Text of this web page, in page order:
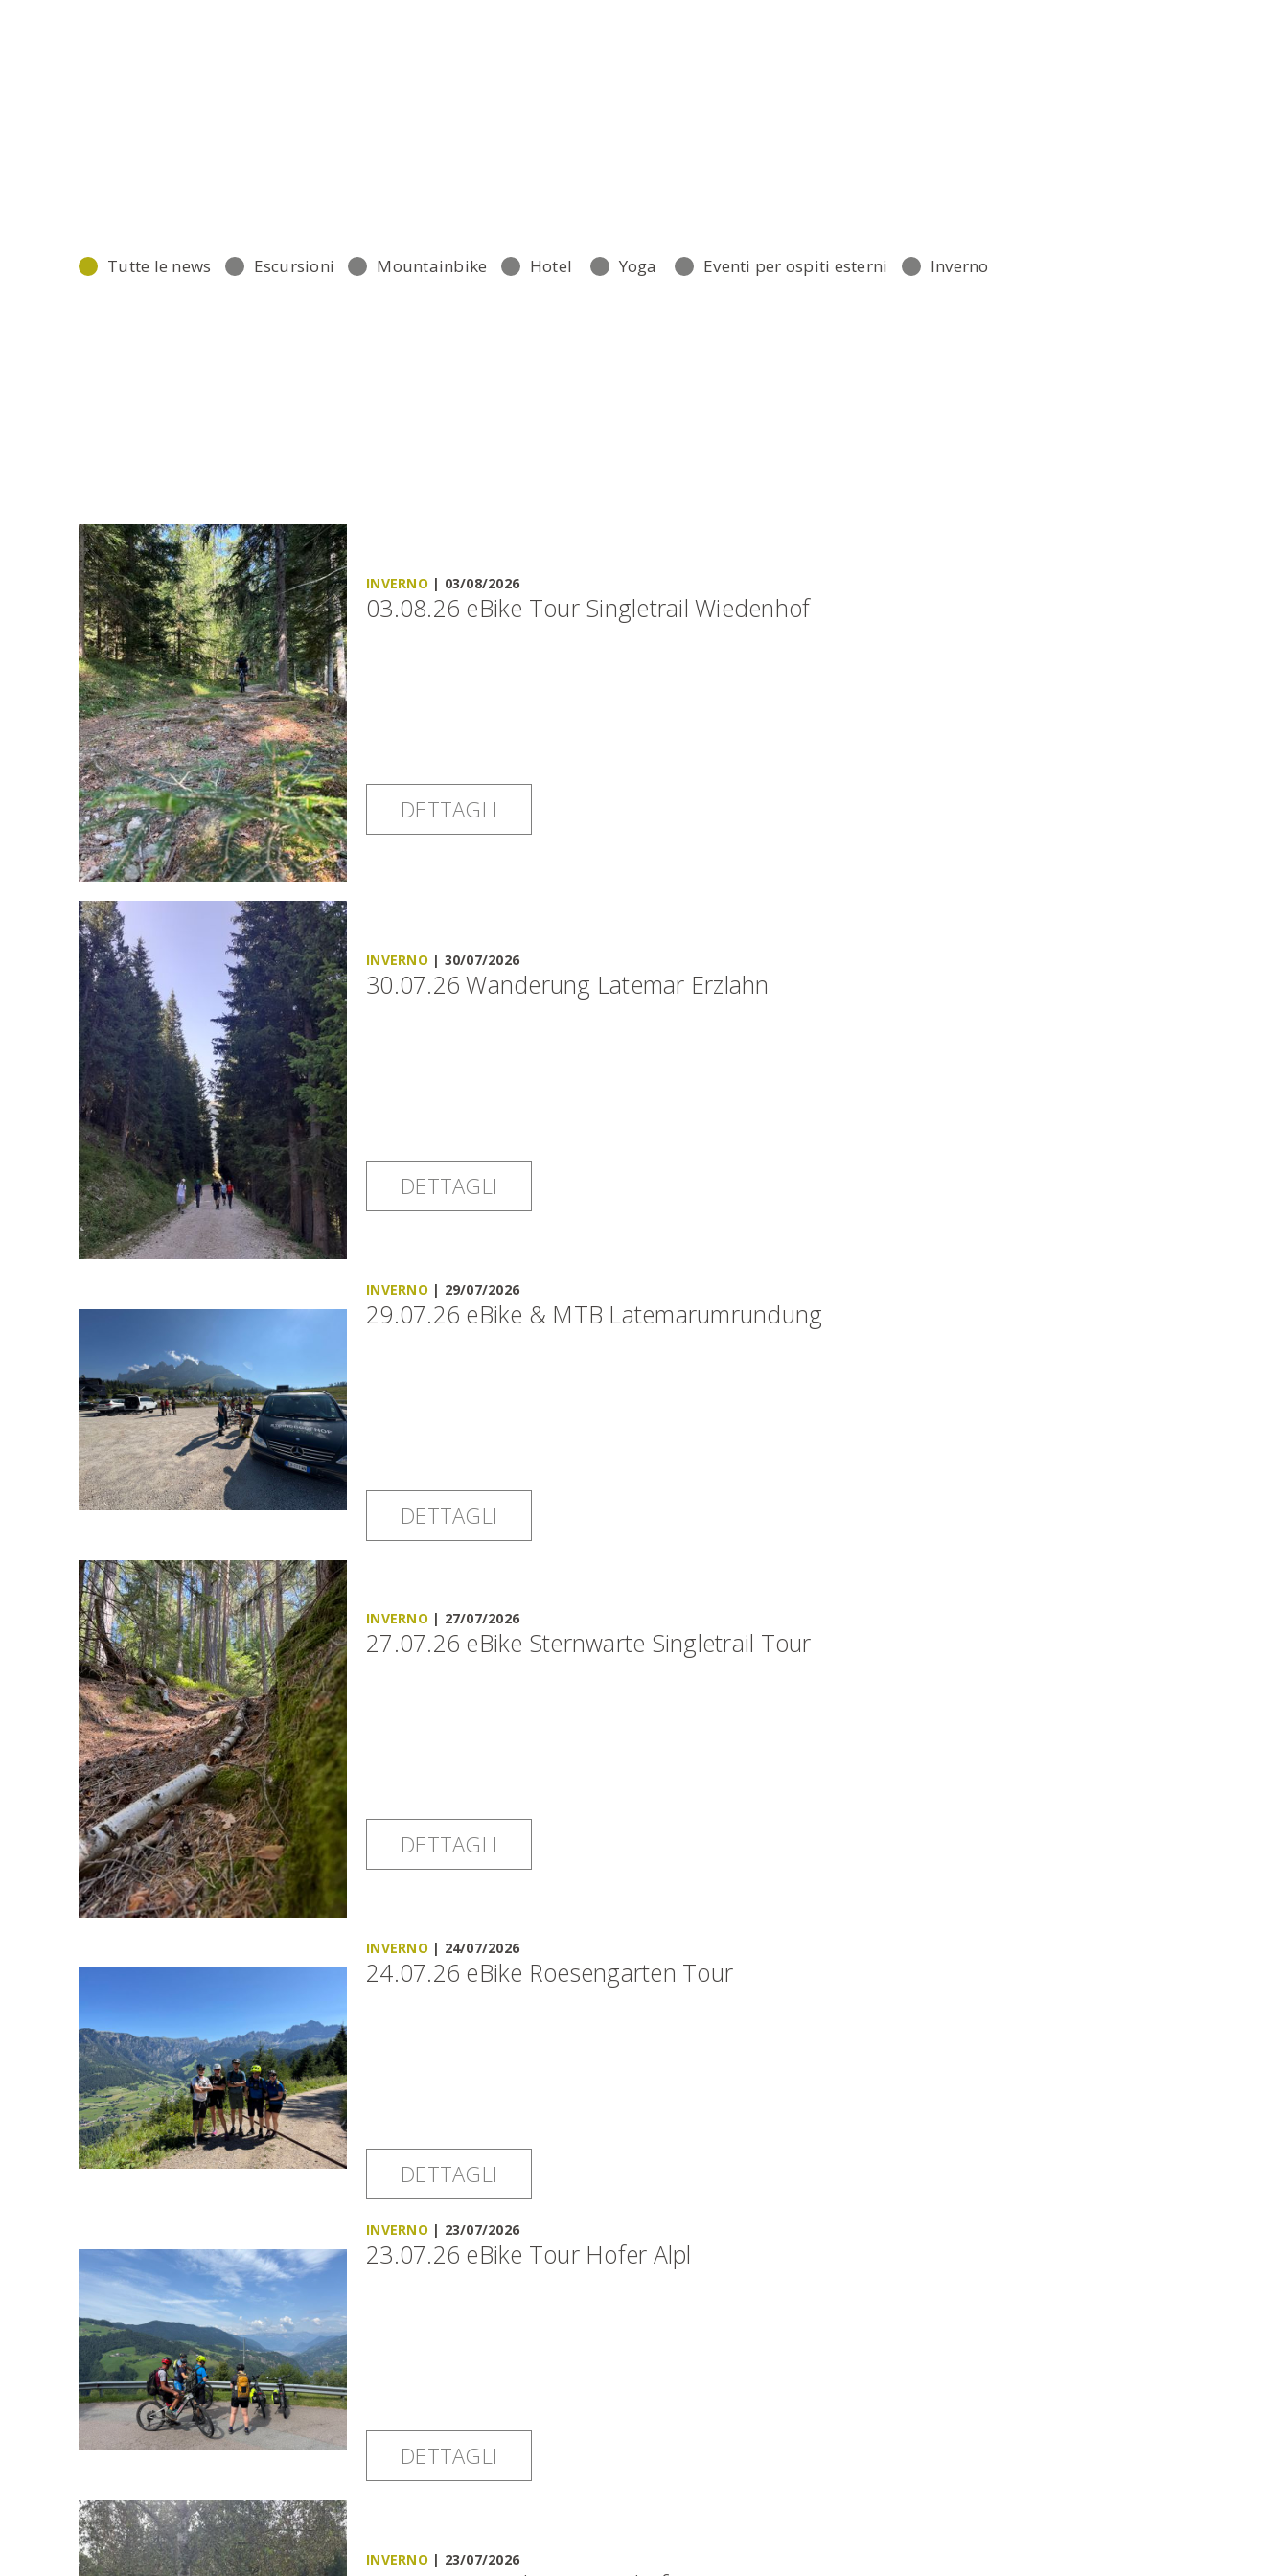
Tutte le news Escursioni Mountainbike Hotel Yoga Eventi per ospiti esterni Inverno
INVERNO | 03/08/2026
03.08.26 eBike Tour Singletrail Wiedenhof
DETTAGLI
INVERNO | 30/07/2026
30.07.26 Wanderung Latemar Erzlahn
DETTAGLI
INVERNO | 29/07/2026
29.07.26 eBike & MTB Latemarumrundung
DETTAGLI
INVERNO | 27/07/2026
27.07.26 eBike Sternwarte Singletrail Tour
DETTAGLI
INVERNO | 24/07/2026
24.07.26 eBike Roesengarten Tour
DETTAGLI
INVERNO | 23/07/2026
23.07.26 eBike Tour Hofer Alpl
DETTAGLI
INVERNO | 23/07/2026